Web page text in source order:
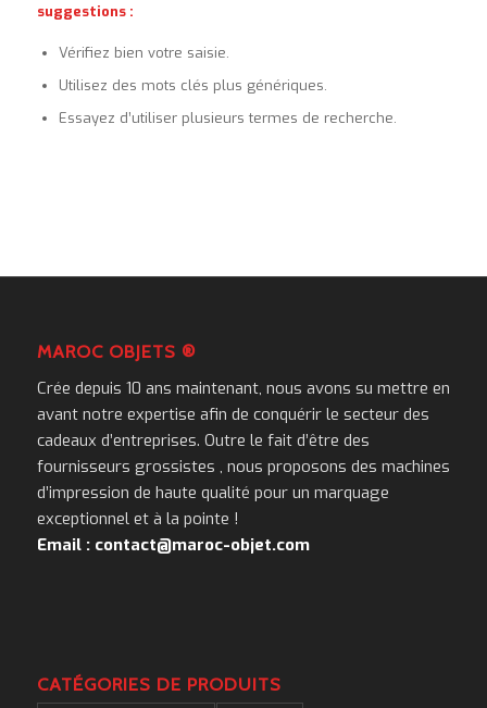
suggestions :
Vérifiez bien votre saisie.
Utilisez des mots clés plus génériques.
Essayez d’utiliser plusieurs termes de recherche.
MAROC OBJETS ®
Crée depuis 10 ans maintenant, nous avons su mettre en
avant notre expertise afin de conquérir le secteur des
cadeaux d’entreprises. Outre le fait d’être des
fournisseurs grossistes , nous proposons des machines
d’impression de haute qualité pour un marquage
exceptionnel et à la pointe !
Email : contact@maroc-objet.com
CATÉGORIES DE PRODUITS